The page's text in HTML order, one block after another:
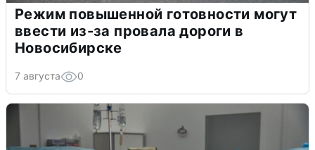
Режим повышенной готовности могут
ввести из-за провала дороги в
Новосибирске
7 августа 0